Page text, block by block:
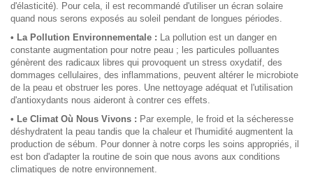
d'élasticité). Pour cela, il est recommandé d'utiliser un écran solaire
quand nous serons exposés au soleil pendant de longues périodes.
• La Pollution Environnementale : La pollution est un danger en
constante augmentation pour notre peau ; les particules polluantes
génèrent des radicaux libres qui provoquent un stress oxydatif, des
dommages cellulaires, des inflammations, peuvent altérer le microbiote
de la peau et obstruer les pores. Une nettoyage adéquat et l'utilisation
d'antioxydants nous aideront à contrer ces effets.
• Le Climat Où Nous Vivons : Par exemple, le froid et la sécheresse
déshydratent la peau tandis que la chaleur et l'humidité augmentent la
production de sébum. Pour donner à notre corps les soins appropriés, il
est bon d'adapter la routine de soin que nous avons aux conditions
climatiques de notre environnement.